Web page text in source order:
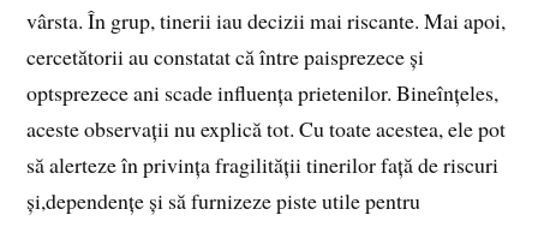
vârsta. În grup, tinerii iau decizii mai riscante. Mai apoi,
cercetătorii au constatat că între paisprezece și
optsprezece ani scade influența prietenilor. Bineînțeles,
aceste observații nu explică tot. Cu toate acestea, ele pot
să alerteze în privința fragilității tinerilor față de riscuri
și,dependențe și să furnizeze piste utile pentru